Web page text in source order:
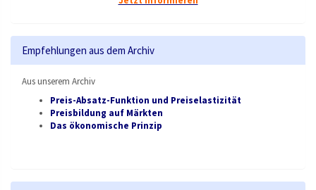
Empfehlungen aus dem Archiv
Aus unserem Archiv
Preis-Absatz-Funktion und Preiselastizität
Preisbildung auf Märkten
Das ökonomische Prinzip